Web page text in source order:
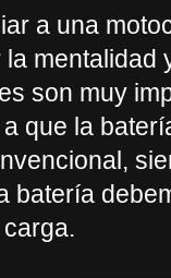
a una
la mentalidad
son muy
que la
batería